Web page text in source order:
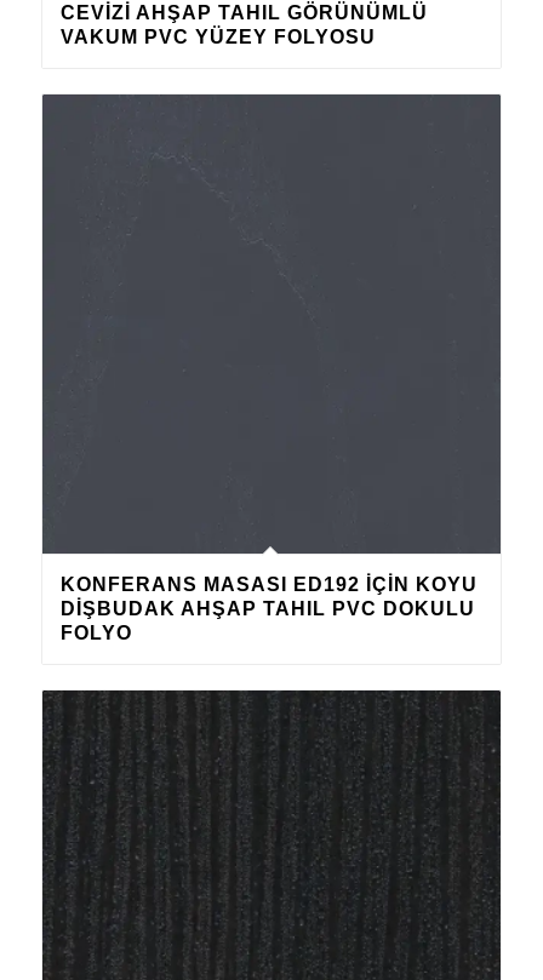
CEVIZI AHŞAP TAHIL GÖRÜNÜMLÜ
VAKUM PVC YÜZEY FOLYOSU
KONFERANS MASASI ED192 IÇIN KOYU
DIŞBUDAK AHŞAP TAHIL PVC DOKULU
FOLYO